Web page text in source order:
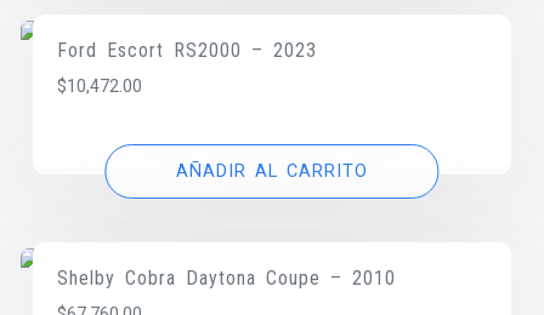
Ford Escort RS2000 – 2023
$10,472.00
AÑADIR AL CARRITO
Shelby Cobra Daytona Coupe – 2010